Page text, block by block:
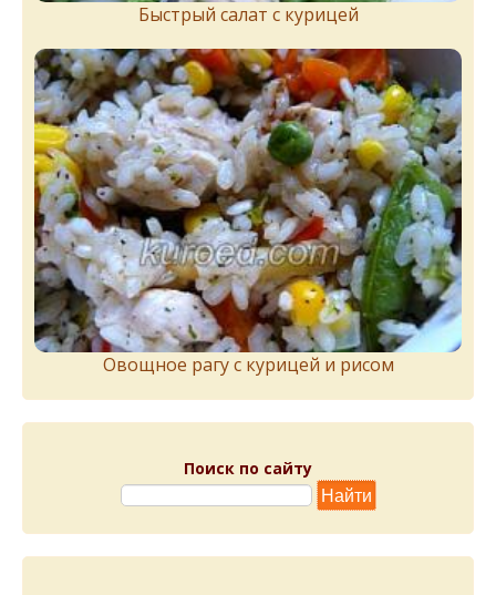
Быстрый салат с курицей
Овощное рагу с курицей и рисом
Поиск по сайту